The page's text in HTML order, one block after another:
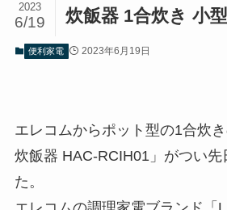
炊飯器 1合炊き 小型
2023
6/19
便利家電 2023年6月19日
エレコムからポット型の1合炊
炊飯器 HAC-RCIH01」がつい先
た。